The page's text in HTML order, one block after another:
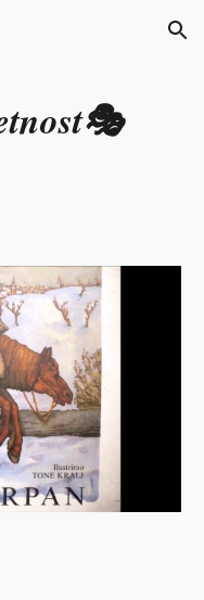
Skip to navigation